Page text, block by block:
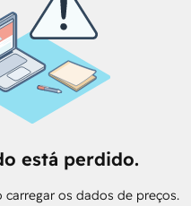
está perdido.
carregar os dados de preços.